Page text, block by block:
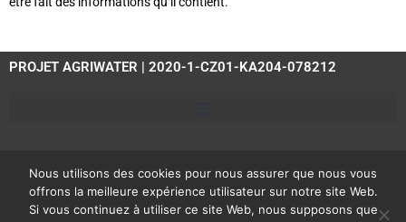
PROJET AGRIWATER | 2020-1-CZ01-KA204-078212
Nous utilisons des cookies pour nous assurer que nous vous
offrons la meilleure expérience utilisateur sur notre site Web.
Si vous continuez à utiliser ce site Web, nous supposons que